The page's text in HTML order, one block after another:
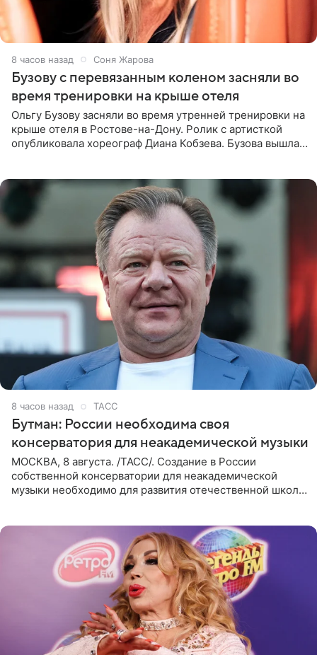
8 часов назад Соня Жарова
Бузову с перевязанным коленом засняли во
время тренировки на крыше отеля
Ольгу Бузову засняли во время утренней тренировки на
крыше отеля в Ростове-на-Дону. Ролик с артисткой
опубликовала хореограф Диана Кобзева. Бузова вышла
8 часов назад ТАСС
Бутман: России необходима своя
консерватория для неакадемической музыки
МОСКВА, 8 августа. /ТАСС/. Создание в России
собственной консерватории для неакадемической
музыки необходимо для развития отечественной школы